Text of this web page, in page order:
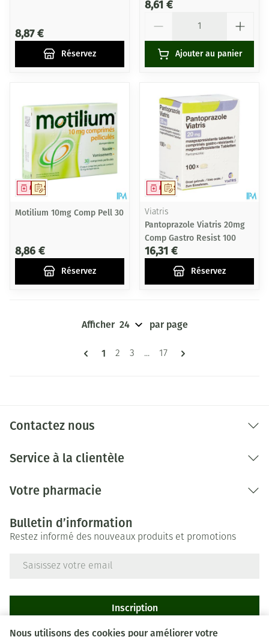
Nous utilisons des cookies pour améliorer votre
8,87 €
Réservez
8,61 €
Ajouter au panier
Sur prescription
Médicament
Motilium 10mg Comp Pell 30
8,86 €
Réservez
Sur prescription
Médicament
Viatris
Pantoprazole Viatris 20mg
Comp Gastro Resist 100
16,31 €
Réservez
Pages
Vous lisez actuellement la page
1 Page
2 Page
3 ... Page
17
Afficher par page
Contactez nous
Service à la clientèle
Votre pharmacie
Bulletin d’information
Restez informé des nouveaux produits et promotions
Inscription
En cliquant sur s'abonner, vous vous abonnez à notre newsletter et